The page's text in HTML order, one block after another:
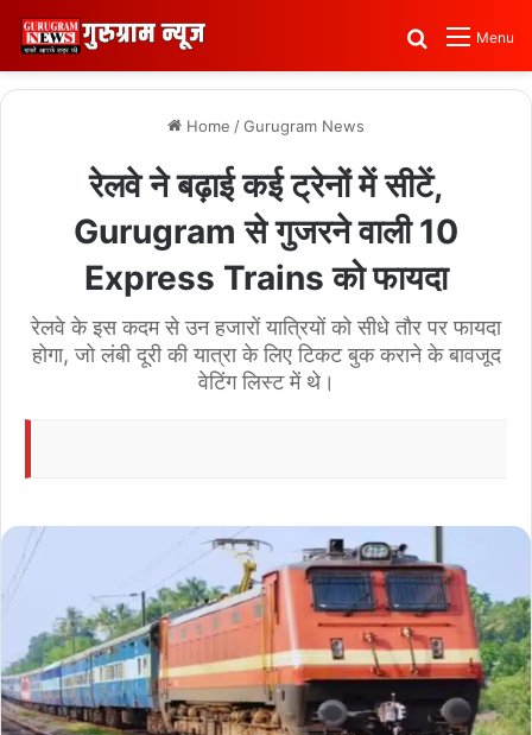
Menu
Search for
Home /Gurugram News
रेलवे ने बढ़ाई कई ट्रेनों में सीटें,
Gurugram से गुजरने वाली 10
Express Trains को फायदा
रेलवे के इस कदम से उन हजारों यात्रियों को सीधे तौर पर फायदा
होगा, जो लंबी दूरी की यात्रा के लिए टिकट बुक कराने के बावजूद
वेटिंग लिस्ट में थे।